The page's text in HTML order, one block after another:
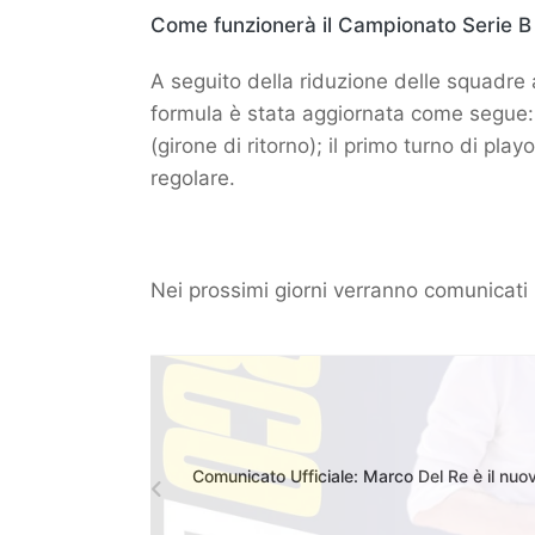
Come funzionerà il Campionato Serie
A seguito della riduzione delle
formula è stata aggiornata come
(girone di ritorno); il primo turno di
regolare.
Nei prossimi giorni verranno
Comunicato Ufficiale: Marco Del Re è il